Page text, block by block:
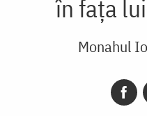
în fața
Monahul